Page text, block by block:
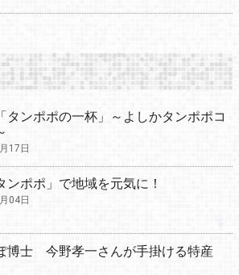
タンポポの一杯」～よしかタンポポコ
17日
ンポポ」で地域を元気に！
04日
博士 今野孝一さんが手掛ける特産